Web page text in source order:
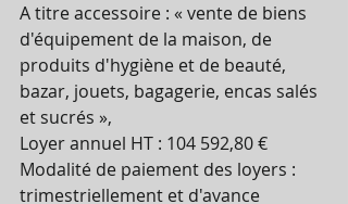
A titre accessoire : « vente de biens
d'équipement de la maison, de
produits d'hygiène et de beauté,
bazar, jouets, bagagerie, encas salés
et sucrés »,
Loyer annuel HT : 104 592,80 €
Modalité de paiement des loyers :
trimestriellement et d'avance